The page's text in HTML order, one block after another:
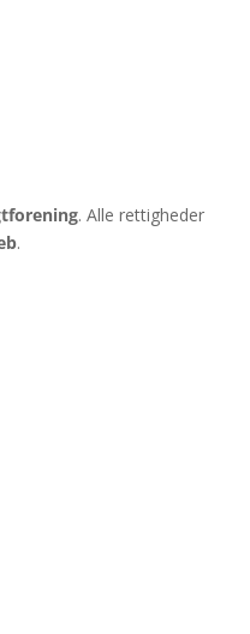
. Alle rettigheder
.